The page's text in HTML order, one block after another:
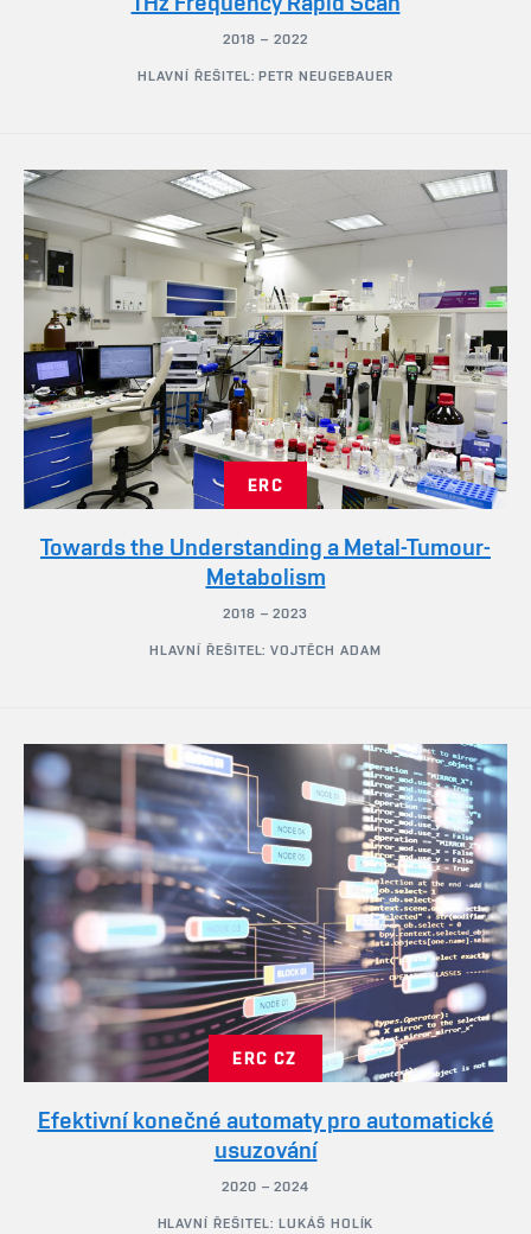
2018 – 2022
HLAVNÍ ŘEŠITEL: PETR NEUGEBAUER
ERC
Towards the Understanding a Metal-Tumour-
Metabolism
2018 – 2023
HLAVNÍ ŘEŠITEL: VOJTĚCH ADAM
ERC CZ
Efektivní konečné automaty pro automatické
usuzování
2020 – 2024
HLAVNÍ ŘEŠITEL: LUKÁŠ HOLÍK